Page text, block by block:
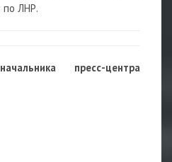
по ЛНР.
пресс-центра